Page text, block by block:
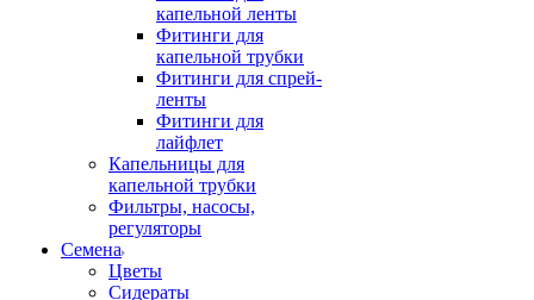
капельной ленты
Фитинги для
капельной трубки
Фитинги для спрей-
ленты
Фитинги для
лайфлет
Капельницы для
капельной трубки
Фильтры, насосы,
регуляторы
Семена
Цветы
Сидераты